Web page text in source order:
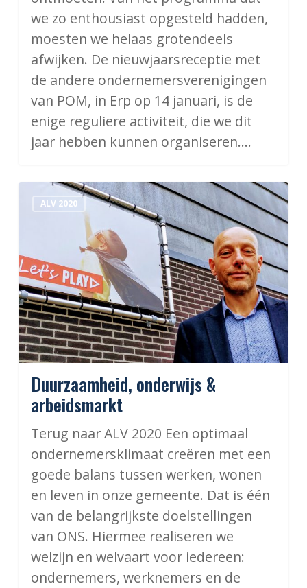
we zo enthousiast opgesteld hadden,
moesten we helaas grotendeels
afwijken. De nieuwjaarsreceptie met
de andere ondernemersverenigingen
van POM, in Erp op 14 januari, is de
enige reguliere activiteit, die we dit
jaar hebben kunnen organiseren.…
Duurzaamheid,
onderwijs
arbeidsmarkt
ALV 2020
Duurzaamheid, onderwijs &
arbeidsmarkt
Terug naar ALV 2020 Een optimaal
ondernemersklimaat creëren met een
goede balans tussen werken, wonen
en leven in onze gemeente. Dat is één
van de belangrijkste doelstellingen
van ONS. Hiermee realiseren we
welzijn en welvaart voor iedereen:
ondernemers, werknemers en de